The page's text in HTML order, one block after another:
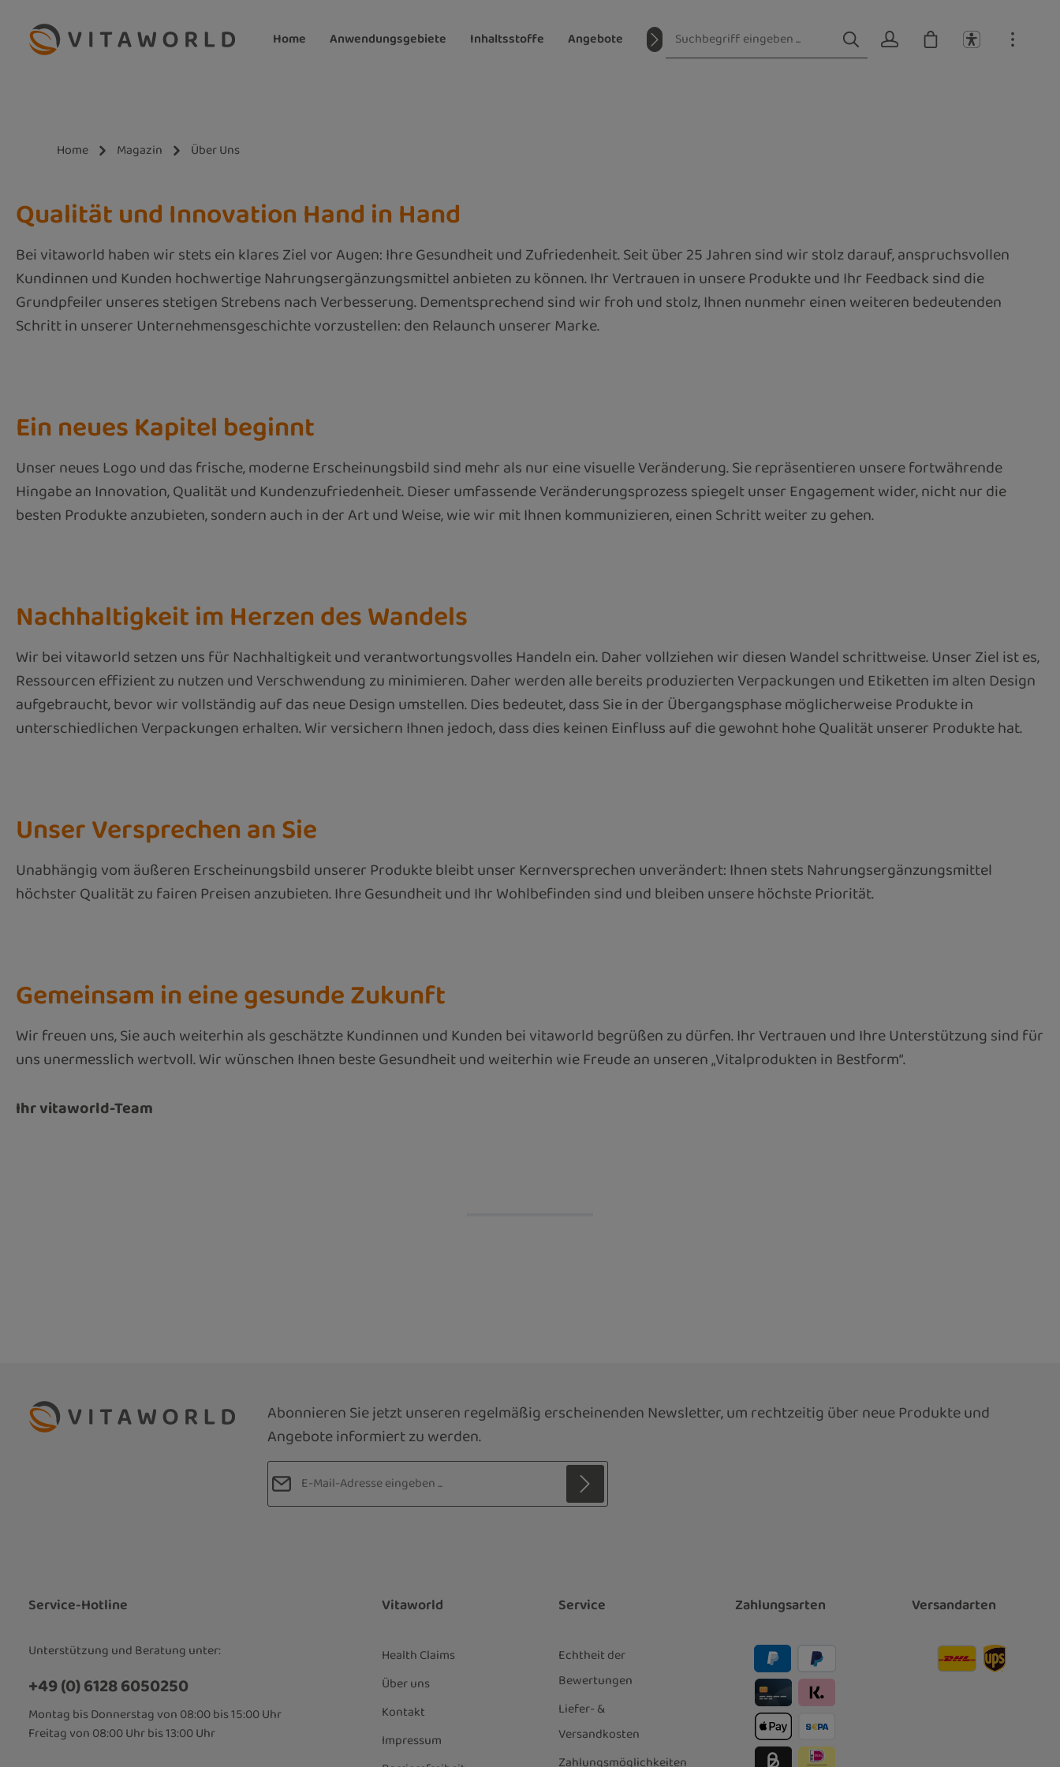
Hauptinhalt springen
Zur Suche springen
Zur Hauptnavigation springen
Home Anwendungsgebiete Inhaltsstoffe Angebote Magazin
Home Magazin Über Uns
Qualität und Innovation Hand in Hand
Bei vitaworld haben wir stets ein klares Ziel vor Augen: Ihre Gesundheit und Zufriedenheit. Seit über 25 Jahren sind wir stolz darauf, anspruchsvollen
Kundinnen und Kunden hochwertige Nahrungsergänzungsmittel anbieten zu können. Ihr Vertrauen in unsere Produkte und Ihr Feedback sind die
Grundpfeiler unseres stetigen Strebens nach Verbesserung. Dementsprechend sind wir froh und stolz, Ihnen nunmehr einen weiteren bedeutenden
Schritt in unserer Unternehmensgeschichte vorzustellen: den Relaunch unserer Marke.
Ein neues Kapitel beginnt
Unser neues Logo und das frische, moderne Erscheinungsbild sind mehr als nur eine visuelle Veränderung. Sie repräsentieren unsere fortwährende
Hingabe an Innovation, Qualität und Kundenzufriedenheit. Dieser umfassende Veränderungsprozess spiegelt unser Engagement wider, nicht nur die
besten Produkte anzubieten, sondern auch in der Art und Weise, wie wir mit Ihnen kommunizieren, einen Schritt weiter zu gehen.
Nachhaltigkeit im Herzen des Wandels
Wir bei vitaworld setzen uns für Nachhaltigkeit und verantwortungsvolles Handeln ein. Daher vollziehen wir diesen Wandel schrittweise. Unser Ziel ist es,
Ressourcen effizient zu nutzen und Verschwendung zu minimieren. Daher werden alle bereits produzierten Verpackungen und Etiketten im alten Design
aufgebraucht, bevor wir vollständig auf das neue Design umstellen. Dies bedeutet, dass Sie in der Übergangsphase möglicherweise Produkte in
unterschiedlichen Verpackungen erhalten. Wir versichern Ihnen jedoch, dass dies keinen Einfluss auf die gewohnt hohe Qualität unserer Produkte hat.
Unser Versprechen an Sie
Unabhängig vom äußeren Erscheinungsbild unserer Produkte bleibt unser Kernversprechen unverändert: Ihnen stets Nahrungsergänzungsmittel
höchster Qualität zu fairen Preisen anzubieten. Ihre Gesundheit und Ihr Wohlbefinden sind und bleiben unsere höchste Priorität.
Gemeinsam in eine gesunde Zukunft
Wir freuen uns, Sie auch weiterhin als geschätzte Kundinnen und Kunden bei vitaworld begrüßen zu dürfen. Ihr Vertrauen und Ihre Unterstützung sind für
uns unermesslich wertvoll. Wir wünschen Ihnen beste Gesundheit und weiterhin wie Freude an unseren „Vitalprodukten in Bestform“.
Ihr vitaworld-Team
Abonnieren Sie jetzt unseren regelmäßig erscheinenden Newsletter, um rechtzeitig über neue Produkte und
Angebote informiert zu werden.
E-Mail-Adresse*
bin mit ihnen einverstanden.
Service-Hotline
Unterstützung und Beratung unter:
+49 (0) 6128 6050250
Montag bis Donnerstag von 08:00 bis 15:00 Uhr
Freitag von 08:00 Uhr bis 13:00 Uhr
Vitaworld
Health Claims
Über uns
Kontakt
Impressum
Service
Echtheit der
Bewertungen
Liefer- &
Versandkosten
Zahlungsmöglichkeiten
Zahlungsarten Versandarten